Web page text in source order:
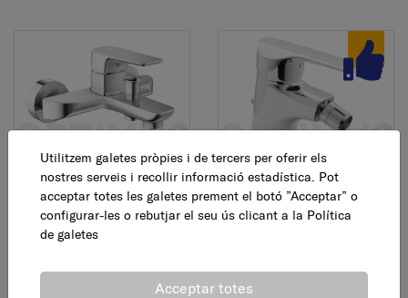
Aixeta
monocomandament
bany-dutxa, Koral, crom
Aixeta
monocomandament
bidet, K8, crom
Utilitzem galetes pròpies i de tercers per oferir els
nostres serveis i recollir informació estadística. Pot
acceptar totes les galetes prement el botó ”Acceptar” o
configurar-les o rebutjar el seu ús clicant a la Política
de galetes
Acceptar totes